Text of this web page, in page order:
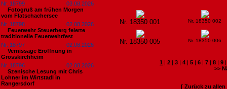
Nr. 18799
03.08.2026
Fotogruß am frühen Morgen
vom Flatschachersee
Nr. 18798
02.08.2026
Feuerwehr Steuerberg feierte
traditionelle Feuerwehrfest
Nr. 18797
02.08.2026
Vernissage Eröffnung in
Grosskirchheim
Nr. 18796
02.08.2026
Szenische Lesung mit Chris
Lohner im Wirtstadl in
Rangersdorf
Nr. 18350 001 Nr. 18350 002
Nr. 18350 005 Nr. 18350 006
1 | 2 | 3 | 4 | 5 | 6 | 7 | 8 | 9
>>
[ Zurück zu